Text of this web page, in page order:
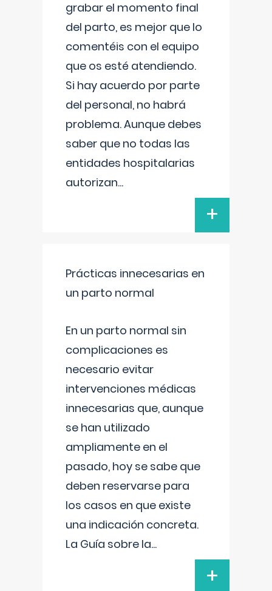
grabar el momento final
del parto, es mejor que lo
comentéis con el equipo
que os esté atendiendo.
Si hay acuerdo por parte
del personal, no habrá
problema. Aunque debes
saber que no todas las
entidades hospitalarias
autorizan...
+
Prácticas innecesarias en
un parto normal
En un parto normal sin
complicaciones es
necesario evitar
intervenciones médicas
innecesarias que, aunque
se han utilizado
ampliamente en el
pasado, hoy se sabe que
deben reservarse para
los casos en que existe
una indicación concreta.
La Guía sobre la...
+